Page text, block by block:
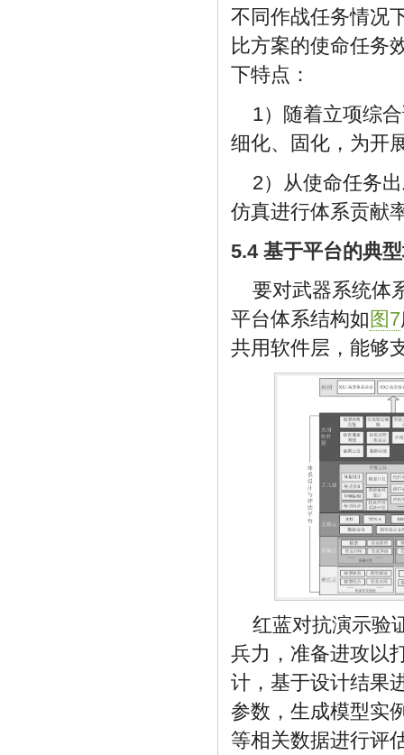
不同作战任务情况
比方案的使命任务
下特点：
1）随着立项综
细化、固化，为开
2）从使命任务
仿真进行体系贡献
5.4 基于平台的典
要对武器系统体
平台体系结构如 图7
共用软件层，能够
红蓝对抗演示验
兵力，准备进攻以
计，基于设计结果
参数，生成模型实
等相关数据进行评